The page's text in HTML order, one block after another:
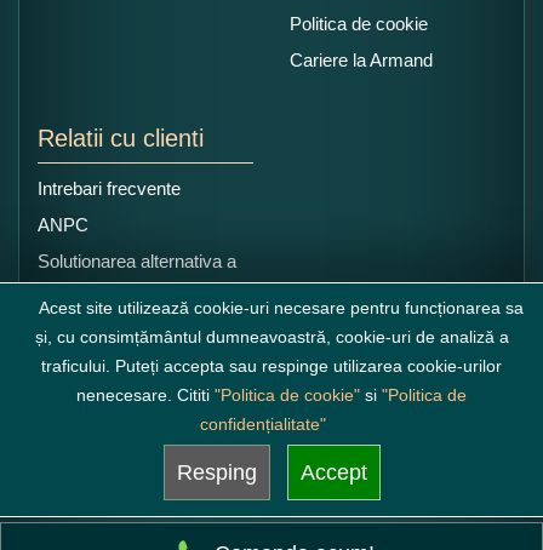
Politica de cookie
Cariere la Armand
Relatii cu clienti
Intrebari frecvente
ANPC
Solutionarea alternativa a
litigiilor
Acest site utilizează cookie-uri necesare pentru funcționarea sa
și, cu consimțământul dumneavoastră, cookie-uri de analiză a
traficului. Puteți accepta sau respinge utilizarea cookie-urilor
nenecesare. Cititi "Politica de cookie" si "Politica de
confidențialitate"
Resping Accept